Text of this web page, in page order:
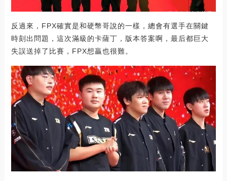
反過來，FPX確實是和硬幣哥說的一樣，總會有選手在關鍵
時刻出問題，這次滿級的卡薩丁，版本答案啊，最后都巨大
失誤送掉了比賽，FPX想贏也很難。